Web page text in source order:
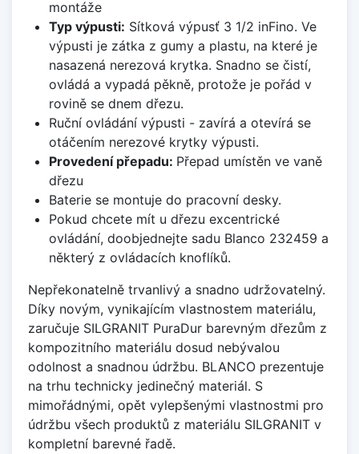
montáže
Typ výpusti: Sítková výpusť 3 1/2 inFino. Ve
výpusti je zátka z gumy a plastu, na které je
nasazená nerezová krytka. Snadno se čistí,
ovládá a vypadá pěkně, protože je pořád v
rovině se dnem dřezu.
Ruční ovládání výpusti - zavírá a otevírá se
otáčením nerezové krytky výpusti.
Provedení přepadu: Přepad umístěn ve vaně
dřezu
Baterie se montuje do pracovní desky.
Pokud chcete mít u dřezu excentrické
ovládání, doobjednejte sadu Blanco 232459 a
některý z ovládacích knoflíků.
Nepřekonatelně trvanlivý a snadno udržovatelný.
Díky novým, vynikajícím vlastnostem materiálu,
zaručuje SILGRANIT PuraDur barevným dřezům z
kompozitního materiálu dosud nebývalou
odolnost a snadnou údržbu. BLANCO prezentuje
na trhu technicky jedinečný materiál. S
mimořádnými, opět vylepšenými vlastnostmi pro
údržbu všech produktů z materiálu SILGRANIT v
kompletní barevné řadě.